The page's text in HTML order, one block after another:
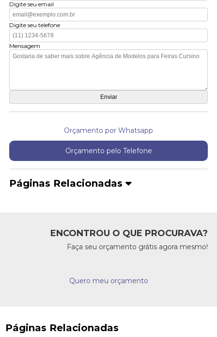
Digite seu email
Digite seu telefone
Mensagem
Orçamento por Whatsapp
Orçamento pelo Telefone
Páginas Relacionadas
ENCONTROU O QUE PROCURAVA?
Faça seu orçamento grátis agora mesmo!
Quero meu orçamento
Páginas Relacionadas